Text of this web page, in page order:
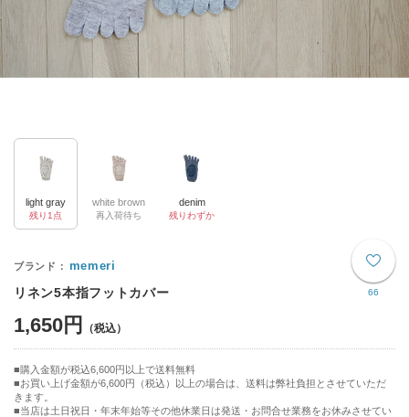
light gray
残り1点
white brown
再入荷待ち
denim
残りわずか
66
memeri
リネン5本指フットカバー
1,650円
購入金額が税込6,600円以上で送料無料
お買い上げ金額が6,600円（税込）以上の場合は、送料は弊社負担とさせていただ
きます。
■当店は土日祝日・年末年始等その他休業日は発送・お問合せ業務をお休みさせてい